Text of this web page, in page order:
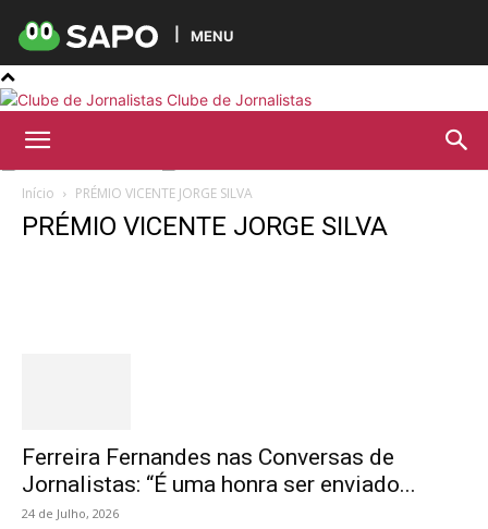
MENU
Clube de Jornalistas
Início PRÉMIO VICENTE JORGE SILVA
PRÉMIO VICENTE JORGE SILVA
Ferreira Fernandes nas Conversas de
Jornalistas: “É uma honra ser enviado...
24 de Julho, 2026